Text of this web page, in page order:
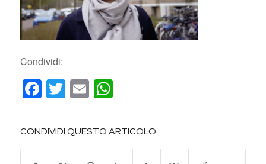
Condividi:
Facebook
Twitter
EmailWhatsApp
CONDIVIDI QUESTO ARTICOLO